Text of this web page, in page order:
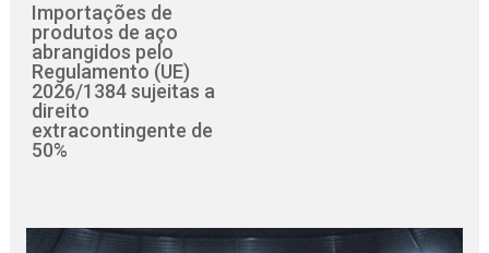
Importações de
produtos de aço
abrangidos pelo
Regulamento (UE)
2026/1384 sujeitas a
direito
extracontingente de
50%